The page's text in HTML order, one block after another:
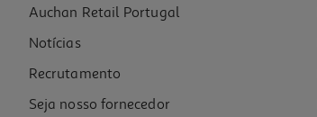
Condicionador Pantene Pro-V Miracles Antifrizz 160ml
49.94 €/Lt
7,99 €
Auchan Retail Portugal
Notícias
Recrutamento
Seja nosso fornecedor